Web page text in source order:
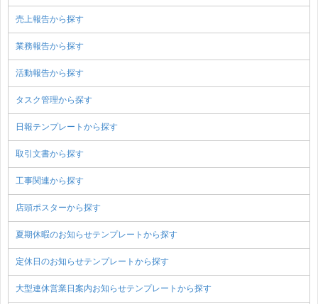
売上報告から探す
業務報告から探す
活動報告から探す
タスク管理から探す
日報テンプレートから探す
取引文書から探す
工事関連から探す
店頭ポスターから探す
夏期休暇のお知らせテンプレートから探す
定休日のお知らせテンプレートから探す
大型連休営業日案内お知らせテンプレートから探す